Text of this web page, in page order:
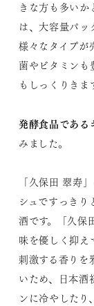
きな方も多いか
は、大容量パッ
様々なタイプが
菌やビタミンも
もしっくりきま
発酵食品である
みました。
「久保田 翠寿
シュですっきり
酒です。「久保
味を優しく抑え
刺激する香りを
いため、日本酒
ンに冷やしたり